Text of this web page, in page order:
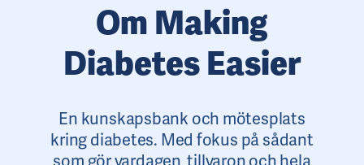
Om Making
Diabetes Easier
En kunskapsbank och mötesplats
kring diabetes. Med fokus på sådant